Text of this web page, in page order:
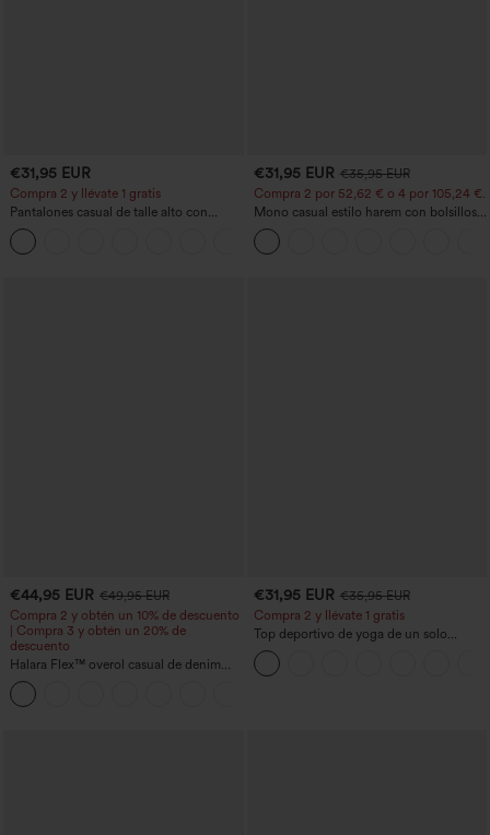
€31,95 EUR
Compra 2 y llévate 1 gratis
Pantalones casual de talle alto con
cordón, pernera ancha, en mezcla de
lino y con bolsillos
€31,95 EUR €35,95 EUR
Compra 2 por 52,62 € o 4 por 105,24 €.
Mono casual estilo harem con bolsillos y
escote en U - Edición Easy Peezy
€44,95 EUR €49,95 EUR
Compra 2 y obtén un 10% de descuento
| Compra 3 y obtén un 20% de
descuento
Halara Flex™ overol casual de denim
lavado con escote en V y bolsillos
€31,95 EUR €35,95 EUR
Compra 2 y llévate 1 gratis
Top deportivo de yoga de un solo
hombro, manga larga con agujero para
el pulgar, dobladillo curvo estilo high-
low (frente más corto, espalda más